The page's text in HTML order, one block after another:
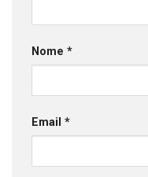
Nome *
Email *